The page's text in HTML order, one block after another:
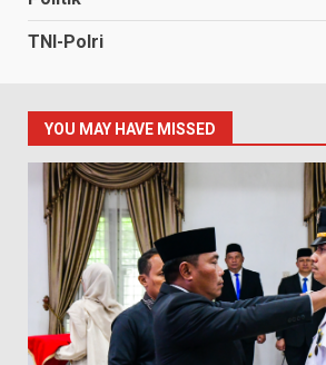
TNI-Polri
YOU MAY HAVE MISSED